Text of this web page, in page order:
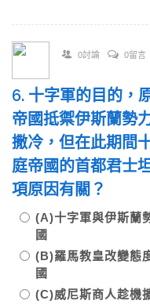
0討論 0留言
6. 十字軍的目的，
帝國抵禦伊斯蘭勢
撒冷，但在此期間
庭帝國的首都君士
項原因有關？
(A)十字軍與伊斯蘭
國
(B)羅馬教皇改變態
國
(C)威尼斯商人趁機